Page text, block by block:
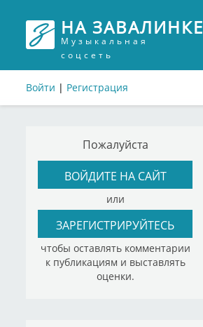
НА ЗАВАЛИНКЕ
Музыкальная
соцсеть
Войти | Регистрация
Пожалуйста
ВОЙДИТЕ НА САЙТ
или
ЗАРЕГИСТРИРУЙТЕСЬ
чтобы оставлять комментарии
к публикациям и выставлять
оценки.